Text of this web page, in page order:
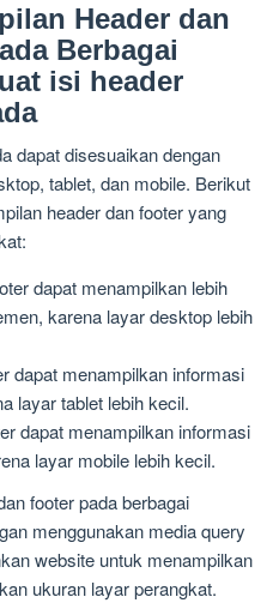
Header dan
Berbagai
isi header
dapat disesuaikan dengan
tablet, dan mobile. Berikut
header dan footer yang
dapat menampilkan lebih
karena layar desktop lebih
dapat menampilkan informasi
layar tablet lebih kecil.
dapat menampilkan informasi
layar mobile lebih kecil.
footer pada berbagai
menggunakan media query
website untuk menampilkan
ukuran layar perangkat.